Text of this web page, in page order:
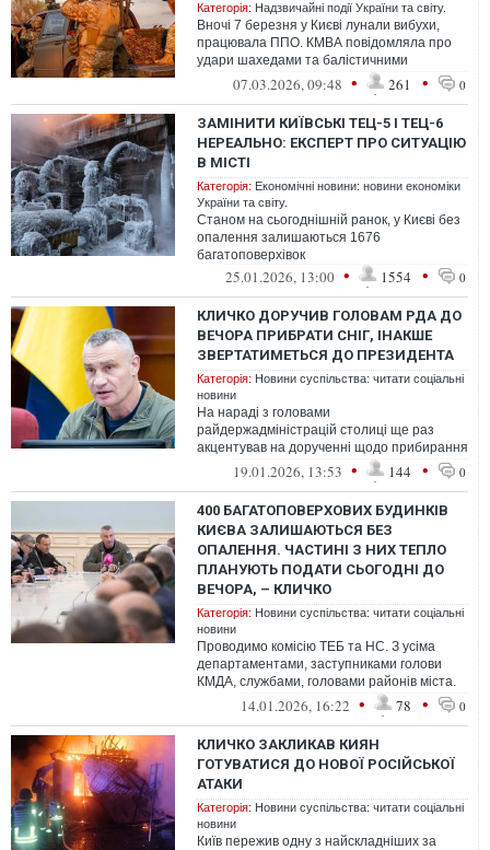
Категорія: Надзвичайні події України та світу.
Вночі 7 березня у Києві лунали вибухи,
працювала ППО. КМВА повідомляла про
удари шахедами та балістичними
ракетами07.03.2026, 09:48 • 261 • 0
ЗАМІНИТИ КИЇВСЬКІ ТЕЦ-5 І ТЕЦ-6
НЕРЕАЛЬНО: ЕКСПЕРТ ПРО СИТУАЦІЮ
В МІСТІ
Категорія: Економічні новини: новини економіки
України та світу.
Станом на сьогоднішній ранок, у Києві без
опалення залишаються 1676
багатоповерхівок
25.01.2026, 13:00 • 1554 • 0
КЛИЧКО ДОРУЧИВ ГОЛОВАМ РДА ДО
ВЕЧОРА ПРИБРАТИ СНІГ, ІНАКШЕ
ЗВЕРТАТИМЕТЬСЯ ДО ПРЕЗИДЕНТА
Категорія: Новини суспільства: читати соціальні
новини
На нараді з головами
райдержадміністрацій столиці ще раз
акцентував на дорученні щодо прибирання
від снігу й льоду дворів
19.01.2026, 13:53 • 144 • 0
400 БАГАТОПОВЕРХОВИХ БУДИНКІВ
КИЄВА ЗАЛИШАЮТЬСЯ БЕЗ
ОПАЛЕННЯ. ЧАСТИНІ З НИХ ТЕПЛО
ПЛАНУЮТЬ ПОДАТИ СЬОГОДНІ ДО
ВЕЧОРА, – КЛИЧКО
Категорія: Новини суспільства: читати соціальні
новини
Проводимо комісію ТЕБ та НС. З усіма
департаментами, заступниками голови
КМДА, службами, головами районів міста.
Ситуація в Києві дуже складна.
14.01.2026, 16:22 • 78 • 0
КЛИЧКО ЗАКЛИКАВ КИЯН
ГОТУВАТИСЯ ДО НОВОЇ РОСІЙСЬКОЇ
АТАКИ
Категорія: Новини суспільства: читати соціальні
новини
Київ пережив одну з найскладніших за